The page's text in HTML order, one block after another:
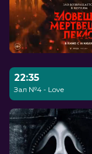
22:35
Зал №4 - Love